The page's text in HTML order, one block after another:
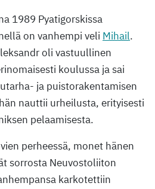
1989 Pyatigorskissa
on vanhempi veli Mihail.
oli vastuullinen
koulussa ja sai
ja puistorakentamisen
nauttii urheilusta, erityisesti
pelaamisesta.
perheessä, monet hänen
sorrosta Neuvostoliiton
karkotettiin